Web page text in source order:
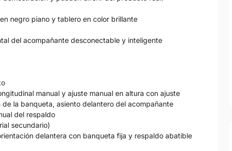
negro piano y tablero en color brillante
del acompañante desconectable y inteligente
manual y ajuste manual en altura con ajuste
la banqueta, asiento delantero del acompañante
del respaldo
secundario)
delantera con banqueta fija y respaldo abatible